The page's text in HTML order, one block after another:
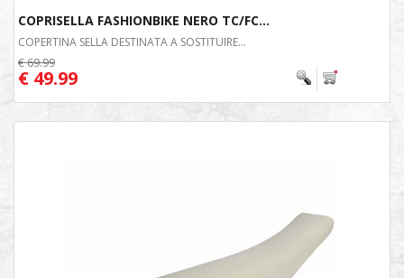
COPRISELLA FASHIONBIKE NERO TC/FC...
COPERTINA SELLA DESTINATA A SOSTITUIRE...
€ 69.99
€ 49.99